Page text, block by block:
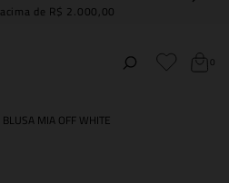
acima de R$ 2.000,00
0
BLUSA MIA OFF WHITE